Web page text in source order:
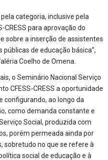
categoria, inclusive pela
CRESS para aprovação do
sobre a inserção de assistentes
de educação básica”,
Coelho de Omena.
o Seminário Nacional Serviço
CFESS-CRESS a oportunidade
configurando, ao longo da
como demanda constante e
Social, produzida com
porém permeada ainda por
sobretudo no que se refere à
social de educação e à